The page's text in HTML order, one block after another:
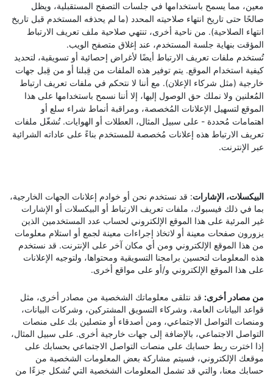
معين، مما يسمح باستخدامها في جلسات التصفح المستقبلية، ويظل
صالحًا حتى تاريخ انتهاء صلاحيته المحدد (ما لم يحذفه المستخدم قبل تاريخ
انتهاء الصلاحية). من ناحية أخرى، تنتهي صلاحية ملف تعريف الارتباط
المؤقت بنهاية جلسة المستخدم، عند إغلاق متصفح الويب.
تُستخدم ملفات تعريف الارتباط أيضًا لأغراض إحصائية أو تسويقية، لتحديد
كيفية استخدام الموقع. يتم توفير هذه الملفات من قِبلنا أو من قِبل جهات
خارجية (مثل شركاء الإعلان). مع أننا لا نتحكم في ملفات تعريف ارتباط
المُعلنين ولا نملك حق الوصول إليها، إلا أننا نسمح باستخدامها على هذا
الموقع لتسهيل الإعلانات المُخصصة، ومراقبة أنماط شراء سلع أو
اهتمامات مُحددة - على سبيل المثال، العطلات أو الهوايات. تُشغّل ملفات
تعريف الارتباط هذه إعلانات مُخصصة للمستخدم بناءً على عاداته الشرائية
عبر الإنترنت.
البيكسلات، الإشارات: قد نستخدم نحن أو خوادم إعلانات الجهات الخارجية،
بما في ذلك فيسبوك، ملفات تعريف الارتباط أو البيكسلات أو الإشارات
غير المرئية على هذا الموقع الإلكتروني لحساب عدد المستخدمين الذين
يزورون صفحات معينة أو لاتخاذ إجراءات معينة لجمع أو استلام معلومات
من هذا الموقع الإلكتروني ومن أي مكان آخر على الإنترنت. قد نستخدم
هذه المعلومات لتحسين برامجنا التسويقية ومحتواها، ولتوجيه الإعلانات
على هذا الموقع الإلكتروني و/أو على مواقع أخرى.
من مصادر أخرى: قد نتلقى معلوماتك الشخصية من مصادر أخرى، مثل
قواعد البيانات العامة، وشركاء التسويق المشتركين، وشركات البيانات،
ومنصات التواصل الاجتماعي، ومن أصدقاء أو متصلين بك على منصات
التواصل الاجتماعي، بالإضافة إلى جهات خارجية أخرى. على سبيل المثال،
إذا اخترت ربط حسابك على منصات التواصل الاجتماعي بحسابك على
موقعك الإلكتروني، فسيتم مشاركة بعض المعلومات الشخصية من
حسابك معنا، والتي قد تشمل المعلومات الشخصية التي تُشكل جزءًا من